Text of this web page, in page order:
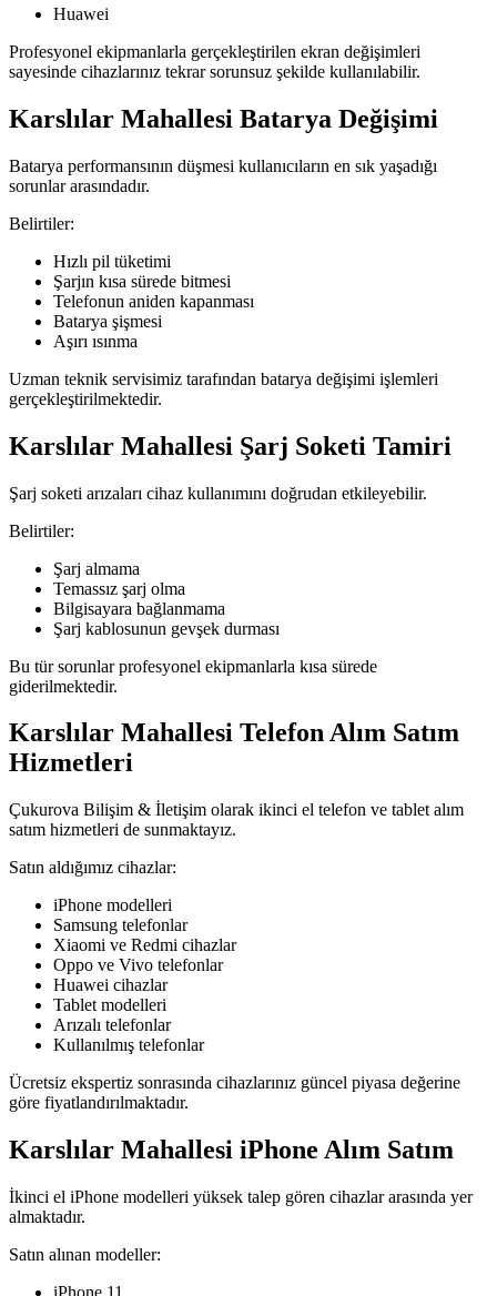
Huawei
Profesyonel ekipmanlarla gerçekleştirilen ekran değişimleri
sayesinde cihazlarınız tekrar sorunsuz şekilde kullanılabilir.
Karslılar Mahallesi Batarya Değişimi
Batarya performansının düşmesi kullanıcıların en sık yaşadığı
sorunlar arasındadır.
Belirtiler:
Hızlı pil tüketimi
Şarjın kısa sürede bitmesi
Telefonun aniden kapanması
Batarya şişmesi
Aşırı ısınma
Uzman teknik servisimiz tarafından batarya değişimi işlemleri
gerçekleştirilmektedir.
Karslılar Mahallesi Şarj Soketi Tamiri
Şarj soketi arızaları cihaz kullanımını doğrudan etkileyebilir.
Belirtiler:
Şarj almama
Temassız şarj olma
Bilgisayara bağlanmama
Şarj kablosunun gevşek durması
Bu tür sorunlar profesyonel ekipmanlarla kısa sürede
giderilmektedir.
Karslılar Mahallesi Telefon Alım Satım
Hizmetleri
Çukurova Bilişim & İletişim olarak ikinci el telefon ve tablet alım
satım hizmetleri de sunmaktayız.
Satın aldığımız cihazlar:
iPhone modelleri
Samsung telefonlar
Xiaomi ve Redmi cihazlar
Oppo ve Vivo telefonlar
Huawei cihazlar
Tablet modelleri
Arızalı telefonlar
Kullanılmış telefonlar
Ücretsiz ekspertiz sonrasında cihazlarınız güncel piyasa değerine
göre fiyatlandırılmaktadır.
Karslılar Mahallesi iPhone Alım Satım
İkinci el iPhone modelleri yüksek talep gören cihazlar arasında yer
almaktadır.
Satın alınan modeller: